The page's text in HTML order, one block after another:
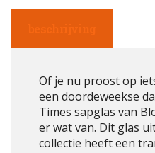
Of je nu proost op
een doordeweekse
Times sapglas van
er wat van. Dit glas
collectie heeft een